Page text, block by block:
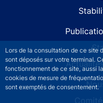
Lors de la consultation de ce site
sont déposés sur votre terminal.
fonctionnement de ce site, aussi
cookies de mesure de
sont exemptés de consentement.